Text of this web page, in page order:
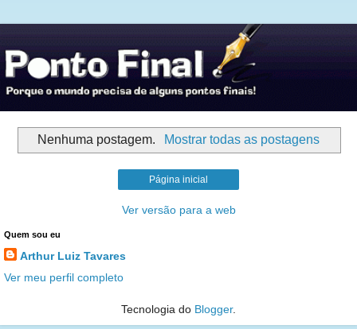
Nenhuma postagem. Mostrar todas as postagens
Página inicial
Ver versão para a web
Quem sou eu
Arthur Luiz Tavares
Ver meu perfil completo
Tecnologia do Blogger.